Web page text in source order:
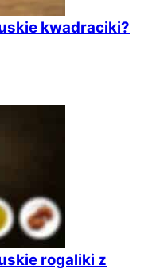
kwadraciki?
rogaliki z